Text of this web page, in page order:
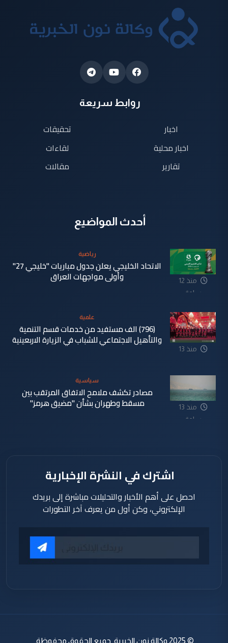
روابط سريعة
اخبار
اخبار محلية
تقارير
تحقيقات
لقاءات
مقالات
أحدث المواضيع
منذ 12
ساعة
رياضية
الاتحاد الخليجي يعلن جدول مباريات "خليجي 27"
وأولى مواجهات العراق
منذ 13
علمية
(796) الف مستفيد من خدمات قسم التنمية
والتأهيل الاجتماعي للشباب في الزيارة الاربعينية
منذ 13
ساعة
سياسية
مصادر تكشف ملامح الاتفاق المرتقب بين
مسقط وطهران بشأن "مضيق هرمز"
اشترك في النشرة الإخبارية
احصل على أهم الأخبار والتحليلات مباشرة إلى بريدك
الإلكتروني، وكن أول من يعرف آخر التطورات
© 2025 وكالة نون الخبرية. جميع الحقوق محفوظة.